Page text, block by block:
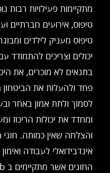
מתקיימות פעילויות רבות
טיפוס, אירועים חברתיים
טיפוס מעניק לילדים
יכולים וצריכים להתמודד
בתנאים לא מוכרים, את
פחד ולהעלות את
לסמוך ולתת אמון באחר
ומחדד את יכולות הריכוז
והצלחה שאין כמותה. חוגי
אינדבידואלי לעבודה